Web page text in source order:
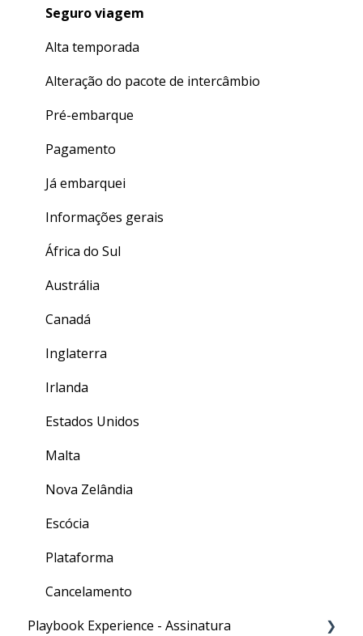
Seguro viagem
Alta temporada
Alteração do pacote de intercâmbio
Pré-embarque
Pagamento
Já embarquei
Informações gerais
África do Sul
Austrália
Canadá
Inglaterra
Irlanda
Estados Unidos
Malta
Nova Zelândia
Escócia
Plataforma
Cancelamento
Playbook Experience - Assinatura